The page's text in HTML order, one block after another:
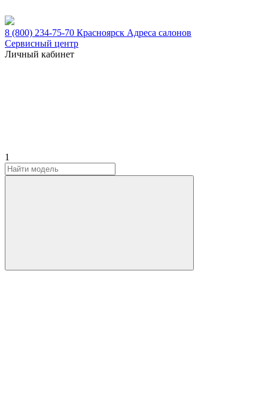
8 (800) 234-75-70 Красноярск Адреса салонов
Сервисный центр
Личный кабинет
1